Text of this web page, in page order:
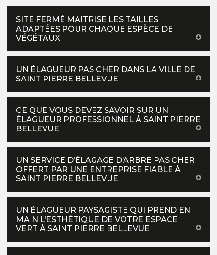
SITE FERMÉ MAITRISE LES TAILLES
ADAPTÉES POUR CHAQUE ESPÈCE DE
VÉGÉTAUX
UN ÉLAGUEUR PAS CHER DANS LA VILLE DE
SAINT PIERRE BELLEVUE
CE QUE VOUS DEVEZ SAVOIR SUR UN
ÉLAGUEUR PROFESSIONNEL À SAINT PIERRE
BELLEVUE
UN SERVICE D’ÉLAGAGE D’ARBRE PAS CHER
OFFERT PAR UNE ENTREPRISE FIABLE À
SAINT PIERRE BELLEVUE
UN ÉLAGUEUR PAYSAGISTE QUI PREND EN
MAIN L’ESTHÉTIQUE DE VOTRE ESPACE
VERT À SAINT PIERRE BELLEVUE